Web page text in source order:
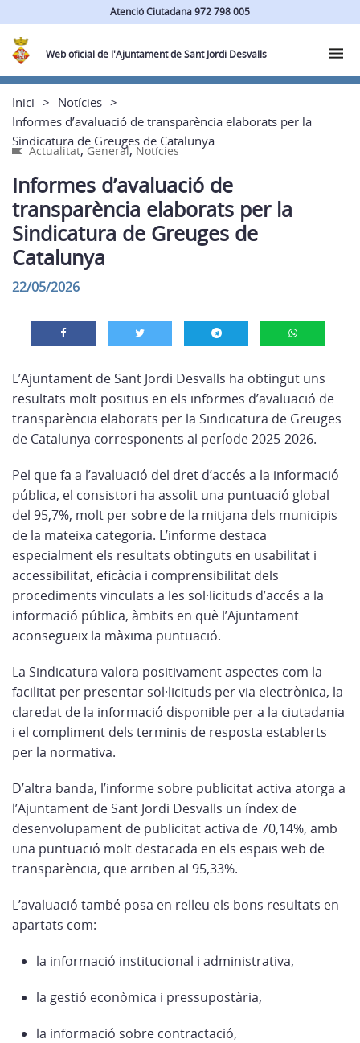
Atenció Ciutadana 972 798 005
Web oficial de l'Ajuntament de Sant Jordi Desvalls
Inici
Notícies
Informes d’avaluació de transparència elaborats per la
Sindicatura de Greuges de Catalunya
Actualitat,General,Notícies
Informes d’avaluació de
transparència elaborats per la
Sindicatura de Greuges de
Catalunya
22/05/2026
L’Ajuntament de Sant Jordi Desvalls ha obtingut uns
resultats molt positius en els informes d’avaluació de
transparència elaborats per la Sindicatura de Greuges
de Catalunya corresponents al període 2025-2026.
Pel que fa a l’avaluació del dret d’accés a la informació
pública, el consistori ha assolit una puntuació global
del 95,7%, molt per sobre de la mitjana dels municipis
de la mateixa categoria. L’informe destaca
especialment els resultats obtinguts en usabilitat i
accessibilitat, eficàcia i comprensibilitat dels
procediments vinculats a les sol·licituds d’accés a la
informació pública, àmbits en què l’Ajuntament
aconsegueix la màxima puntuació.
La Sindicatura valora positivament aspectes com la
facilitat per presentar sol·licituds per via electrònica, la
claredat de la informació disponible per a la ciutadania
i el compliment dels terminis de resposta establerts
per la normativa.
D’altra banda, l’informe sobre publicitat activa atorga a
l’Ajuntament de Sant Jordi Desvalls un índex de
desenvolupament de publicitat activa de 70,14%, amb
una puntuació molt destacada en els espais web de
transparència, que arriben al 95,33%.
L’avaluació també posa en relleu els bons resultats en
apartats com:
la informació institucional i administrativa,
la gestió econòmica i pressupostària,
la informació sobre contractació,